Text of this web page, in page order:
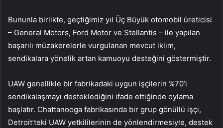
Bununla birlikte, geçtiğimiz yıl Üç Büyük otomobil üreticisi
– General Motors, Ford Motor ve Stellantis – ile yapılan
başarılı müzakerelerle vurgulanan mevcut iklim,
sendikalara yönelik artan kamuoyu desteğini göstermiştir.
UAW genellikle bir fabrikadaki uygun işçilerin %70’i
sendikalaşmayı desteklediğini ifade ettiğinde oylama
başlatır. Chattanooga fabrikasında bir grup gönüllü işçi,
Detroit’teki UAW yetkililerinin de yönlendirmesiyle, destek